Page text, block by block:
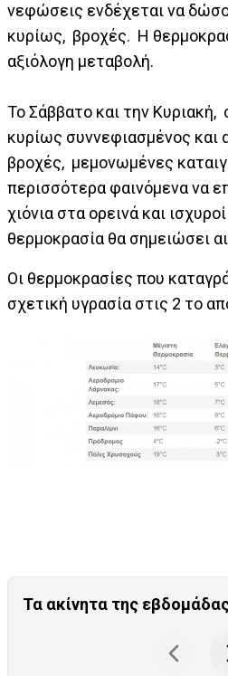
νεφώσεις ενδέχεται να
κυρίως, βροχές. Η
αξιόλογη μεταβολή.
Το Σάββατο και την Κυριακή,
κυρίως συννεφιασμένος και
βροχές, μεμονωμένες
περισσότερα φαινόμενα να
χιόνια στα ορεινά και
θερμοκρασία θα σημειώσει
Οι θερμοκρασίες που
σχετική υγρασία στις 2 το
Τα ακίνητα της